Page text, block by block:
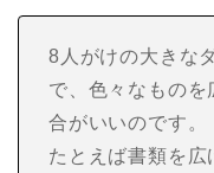
8人がけの大きな
で、色々なもの
合がいいのです。
たとえば書類を